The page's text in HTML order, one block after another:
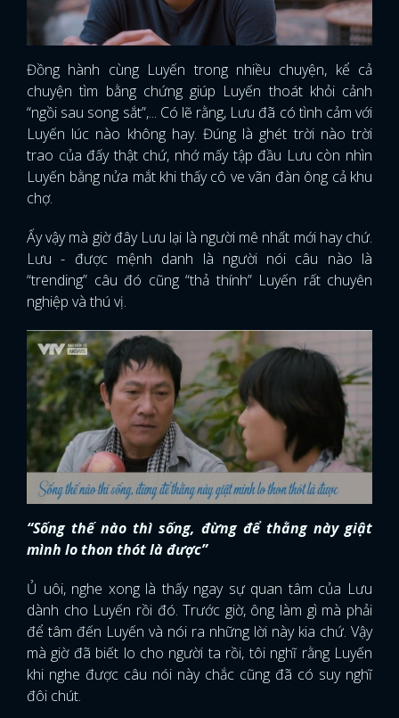
Đồng hành cùng Luyến trong nhiều chuyện, kể cả
chuyện tìm bằng chứng giúp Luyến thoát khỏi cảnh
“ngồi sau song sắt”,... Có lẽ rằng, Lưu đã có tình cảm với
Luyến lúc nào không hay. Đúng là ghét trời nào trời
trao của đấy thật chứ, nhớ mấy tập đầu Lưu còn nhìn
Luyến bằng nửa mắt khi thấy cô ve vãn đàn ông cả khu
chợ.
Ấy vậy mà giờ đây Lưu lại là người mê nhất mới hay chứ.
Lưu - được mệnh danh là người nói câu nào là
“trending” câu đó cũng “thả thính” Luyến rất chuyên
nghiệp và thú vị.
“Sống thế nào thì sống, đừng để thằng này giật
mình lo thon thót là được”
Ủ uôi, nghe xong là thấy ngay sự quan tâm của Lưu
dành cho Luyến rồi đó. Trước giờ, ông làm gì mà phải
để tâm đến Luyến và nói ra những lời này kia chứ. Vậy
mà giờ đã biết lo cho người ta rồi, tôi nghĩ rằng Luyến
khi nghe được câu nói này chắc cũng đã có suy nghĩ
đôi chút.